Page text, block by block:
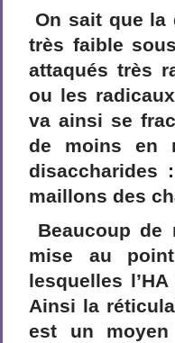
On sait que la
très faible
attaqués très
ou les
va ainsi se
de moins en
disaccharides
maillons des
Beaucoup
mise au
lesquelles
Ainsi la
est un